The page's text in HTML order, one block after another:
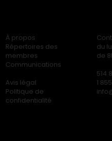
À propos
Répertoires des
membres
Communications
Avis légal
Politique de
confidentialité
du
de
514
1